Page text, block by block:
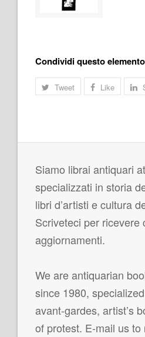
Condividi questo elemento
Tweet Like
Siamo librai antiquari
specializzati in storia
libri d’artisti e cultura
Scriveteci per ricevere
aggiornamenti.
We are antiquarian
since 1980,
avant-gardes, artist’s
of protest. E-mail us to